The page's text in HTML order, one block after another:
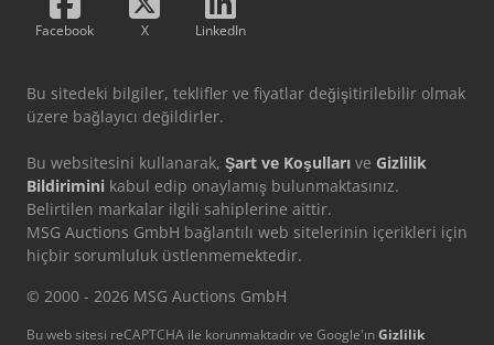
Facebook X LinkedIn
Bu sitedeki bilgiler, teklifler ve fiyatlar değişitirilebilir olmak
üzere bağlayıcı değildirler.
Bu websitesini kullanarak, Şart ve Koşulları ve Gizlilik
Bildirimini kabul edip onaylamış bulunmaktasınız.
Belirtilen markalar ilgili sahiplerine aittir.
MSG Auctions GmbH bağlantılı web sitelerinin içerikleri için
hiçbir sorumluluk üstlenmemektedir.
© 2000 - 2026 MSG Auctions GmbH
Bu web sitesi reCAPTCHA ile korunmaktadır ve Google'ınGizlilik